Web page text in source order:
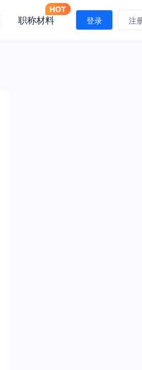
职称材料 登录 注